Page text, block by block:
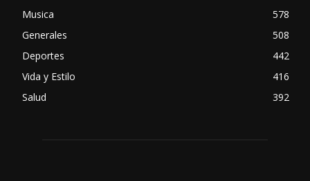
Musica
578
Generales
508
Deportes
442
Vida y Estilo
416
Salud
392